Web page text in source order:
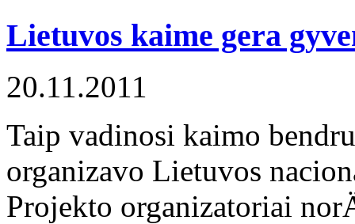
Lietuvos kaime gera
20.11.2011
Taip vadinosi kaimo
organizavo Lietuvos
Projekto organizatoriai